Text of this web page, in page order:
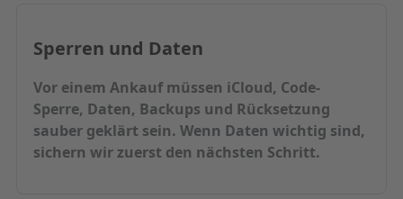
Sperren und Daten
Vor einem Ankauf müssen iCloud, Code-
Sperre, Daten, Backups und Rücksetzung
sauber geklärt sein. Wenn Daten wichtig sind,
sichern wir zuerst den nächsten Schritt.